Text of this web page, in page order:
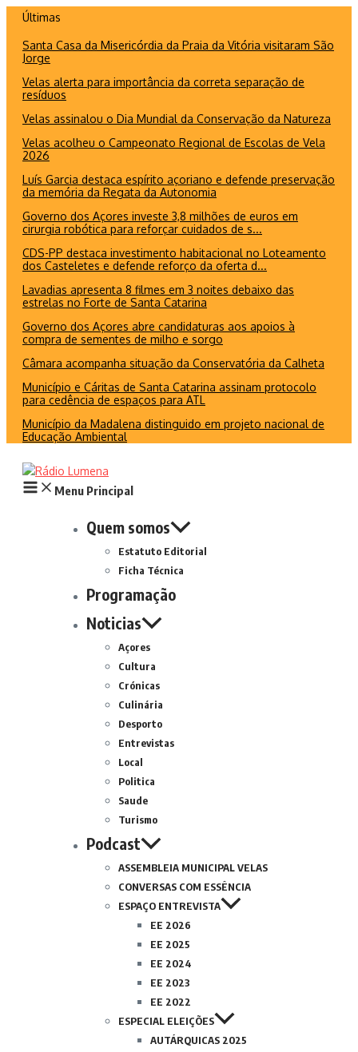
conteúdo
Últimas
Santa Casa da Misericórdia da Praia da Vitória visitaram São
Jorge
Velas alerta para importância da correta separação de
resíduos
Velas assinalou o Dia Mundial da Conservação da Natureza
Velas acolheu o Campeonato Regional de Escolas de Vela
2026
Luís Garcia destaca espírito açoriano e defende preservação
da memória da Regata da Autonomia
Governo dos Açores investe 3,8 milhões de euros em
cirurgia robótica para reforçar cuidados de s...
CDS-PP destaca investimento habitacional no Loteamento
dos Casteletes e defende reforço da oferta d...
Lavadias apresenta 8 filmes em 3 noites debaixo das
estrelas no Forte de Santa Catarina
Governo dos Açores abre candidaturas aos apoios à
compra de sementes de milho e sorgo
Câmara acompanha situação da Conservatória da Calheta
Município e Cáritas de Santa Catarina assinam protocolo
para cedência de espaços para ATL
Município da Madalena distinguido em projeto nacional de
Educação Ambiental
Menu Principal
Quem somos
Estatuto Editorial
Ficha Técnica
Programação
Noticias
Açores
Cultura
Crónicas
Culinária
Desporto
Entrevistas
Local
Politica
Saude
Turismo
Podcast
ASSEMBLEIA MUNICIPAL VELAS
CONVERSAS COM ESSÊNCIA
ESPAÇO ENTREVISTA
EE 2026
EE 2025
EE 2024
EE 2023
EE 2022
ESPECIAL ELEIÇÕES
AUTÁRQUICAS 2025